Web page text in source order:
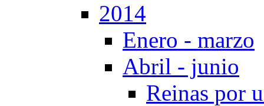
2014
Enero - marzo
Abril - junio
Reinas por